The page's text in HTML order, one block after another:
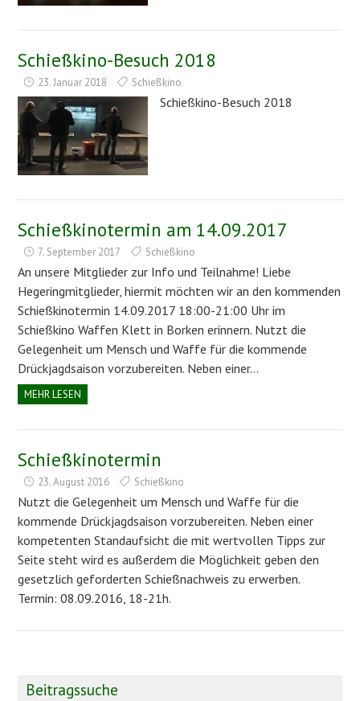
Schießkino-Besuch 2018
23. Januar 2018 Schießkino
Schießkino-Besuch 2018
Schießkinotermin am 14.09.2017
7. September 2017 Schießkino
An unsere Mitglieder zur Info und Teilnahme! Liebe
Hegeringmitglieder, hiermit möchten wir an den kommenden
Schießkinotermin 14.09.2017 18:00-21:00 Uhr im
Schießkino Waffen Klett in Borken erinnern. Nutzt die
Gelegenheit um Mensch und Waffe für die kommende
Drückjagdsaison vorzubereiten. Neben einer…
MEHR LESEN
Schießkinotermin
23. August 2016 Schießkino
Nutzt die Gelegenheit um Mensch und Waffe für die
kommende Drückjagdsaison vorzubereiten. Neben einer
kompetenten Standaufsicht die mit wertvollen Tipps zur
Seite steht wird es außerdem die Möglichkeit geben den
gesetzlich geforderten Schießnachweis zu erwerben.
Termin: 08.09.2016, 18-21h.
Beitragssuche